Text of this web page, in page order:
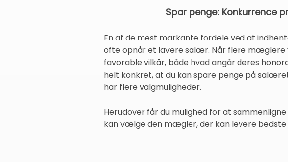
Spar penge: Konkurrence
En af de mest markante fordele ved at
ofte opnår et lavere salær. Når flere mæglere
favorable vilkår, både hvad angår deres
helt konkret, at du kan spare penge på
har flere valgmuligheder.
Herudover får du mulighed for at
kan vælge den mægler, der kan levere